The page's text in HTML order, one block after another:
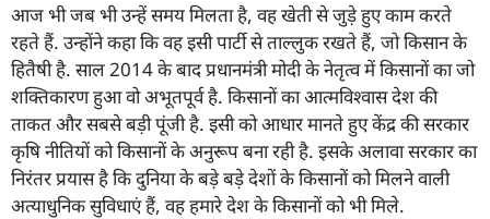
आज भी जब भी उन्हें समय मिलता है, वह खेती से जुड़े हुए काम करते
रहते हैं. उन्होंने कहा कि वह इसी पार्टी से ताल्लुक रखते हैं, जो किसान के
हितैषी है. साल 2014 के बाद प्रधानमंत्री मोदी के नेतृत्व में किसानों का जो
शक्तिकारण हुआ वो अभूतपूर्व है. किसानों का आत्मविश्वास देश की
ताकत और सबसे बड़ी पूंजी है. इसी को आधार मानते हुए केंद्र की सरकार
कृषि नीतियों को किसानों के अनुरूप बना रही है. इसके अलावा सरकार का
निरंतर प्रयास है कि दुनिया के बड़े बड़े देशों के किसानों को मिलने वाली
अत्याधुनिक सुविधाएं हैं, वह हमारे देश के किसानों को भी मिले.